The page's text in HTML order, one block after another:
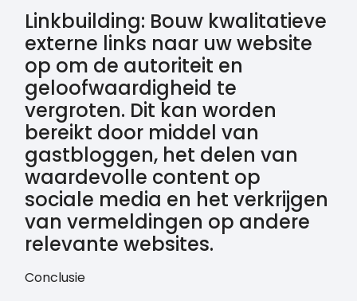
Linkbuilding: Bouw kwalitatieve
externe links naar uw website
op om de autoriteit en
geloofwaardigheid te
vergroten. Dit kan worden
bereikt door middel van
gastbloggen, het delen van
waardevolle content op
sociale media en het verkrijgen
van vermeldingen op andere
relevante websites.
Conclusie